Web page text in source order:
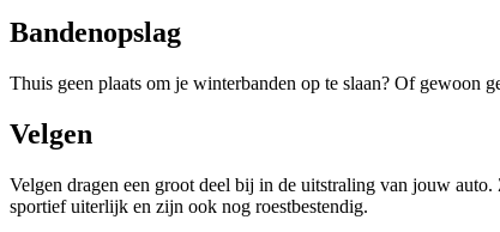
Bandenopslag
Thuis geen plaats om je winterbanden op te slaan? Of gewoon
Velgen
Velgen dragen een groot deel bij in de uitstraling van jouw
sportief uiterlijk en zijn ook nog roestbestendig.